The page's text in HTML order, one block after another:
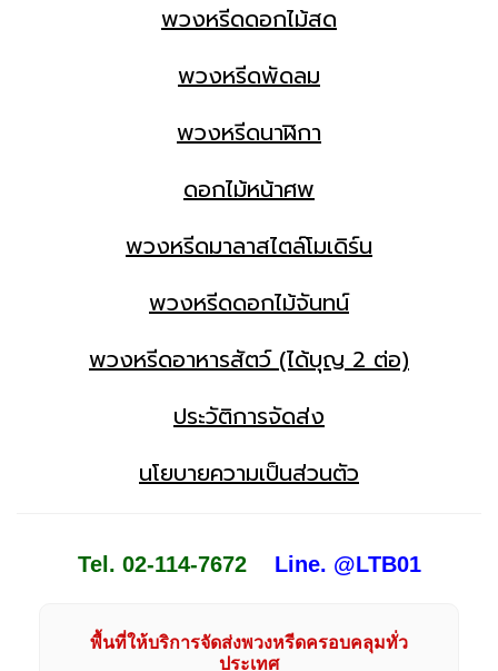
พวงหรีดดอกไม้สด
พวงหรีดพัดลม
พวงหรีดนาฬิกา
ดอกไม้หน้าศพ
พวงหรีดมาลาสไตล์โมเดิร์น
พวงหรีดดอกไม้จันทน์
พวงหรีดอาหารสัตว์ (ได้บุญ 2 ต่อ)
ประวัติการจัดส่ง
นโยบายความเป็นส่วนตัว
Tel. 02-114-7672 Line. @LTB01
พื้นที่ให้บริการจัดส่งพวงหรีดครอบคลุมทั่ว
ประเทศ